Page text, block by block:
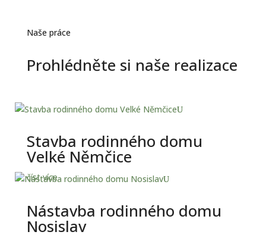
Naše práce
Prohlédněte si naše realizace
Stavba rodinného domu
Velké Němčice
číst více
Nástavba rodinného domu
Nosislav